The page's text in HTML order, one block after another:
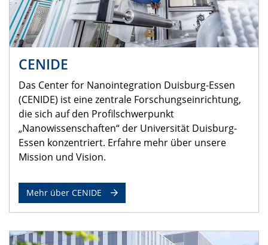
CENIDE
Das Center for Nanointegration Duisburg-Essen
(CENIDE) ist eine zentrale Forschungseinrichtung,
die sich auf den Profilschwerpunkt
„Nanowissenschaften“ der Universität Duisburg-
Essen konzentriert. Erfahre mehr über unsere
Mission und Vision.
Mehr über CENIDE